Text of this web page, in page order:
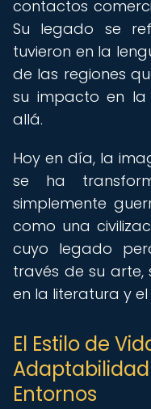
contactos
Su legado se
tuvieron en la
de las regiones
su impacto en la
allá.
Hoy en día, la
se ha
simplemente
como una
cuyo legado
través de su arte,
en la literatura y el
El Estilo de
Entornos